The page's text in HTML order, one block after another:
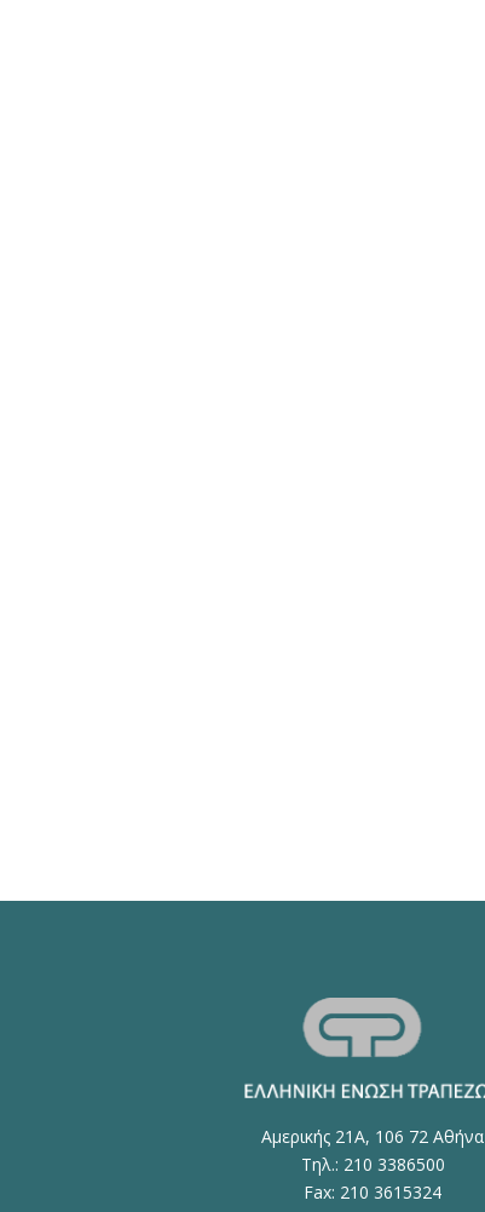
Αμερικής 21Α, 106 72 Αθήνα
Τηλ.: 210 3386500
Fax: 210 3615324